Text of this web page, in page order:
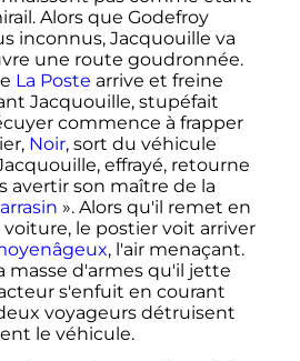
Alors que Godefroy
inconnus, Jacquouille va
une route goudronnée.
La Poste arrive et freine
Jacquouille, stupéfait
commence à frapper
Noir, sort du véhicule
effrayé, retourne
avertir son maître de la
». Alors qu'il remet en
voiture, le postier voit arriver
, l'air menaçant.
masse d'armes qu'il jette
s'enfuit en courant
voyageurs détruisent
le véhicule.